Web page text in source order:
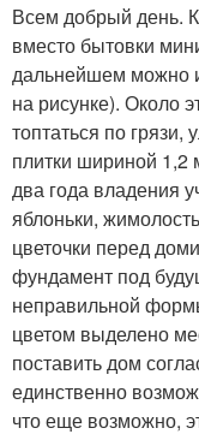
Всем добрый день.
вместо бытовки
дальнейшем можно
на рисунке). Около
топтаться по грязи,
плитки шириной 1,2
два года владения
яблоньки,
цветочки перед
фундамент под
неправильной
цветом выделено
поставить дом
единственно
что еще возможно,